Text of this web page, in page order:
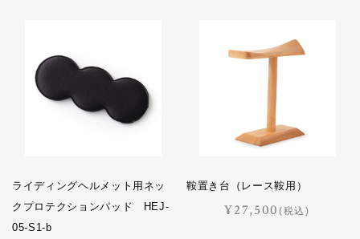
ライディングヘルメット用ネッ
クプロテクションパッド HEJ-
05-S1-b
鞍置き台（レース鞍用）
¥27,500(税込)
厩舎用品
レザーケア用品
価格見直しました
ディアマン
ドレッサージュ